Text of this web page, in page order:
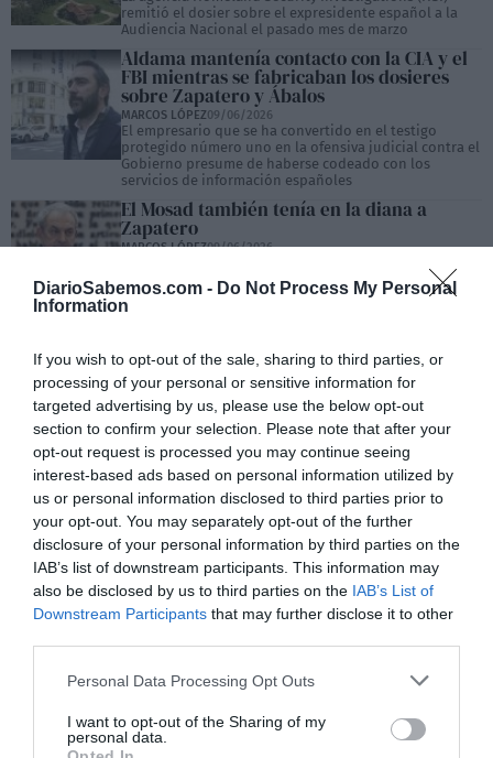
DiarioSabemos.com - Do Not Process My Personal
Information
If you wish to opt-out of the sale, sharing to third parties, or
processing of your personal or sensitive information for
targeted advertising by us, please use the below opt-out
section to confirm your selection. Please note that after your
opt-out request is processed you may continue seeing
interest-based ads based on personal information utilized by
us or personal information disclosed to third parties prior to
your opt-out. You may separately opt-out of the further
disclosure of your personal information by third parties on the
IAB’s list of downstream participants. This information may
also be disclosed by us to third parties on the IAB’s List of
Downstream Participants that may further disclose it to other
Personal Data Processing Opt Outs
I want to opt-out of the Sharing of my
personal data.
remitió el dosier sobre el expresidente español a la
Audiencia Nacional el pasado mes de marzo
Aldama mantenía contacto con la CIA y el
FBI mientras se fabricaban los dosieres
sobre Zapatero y Ábalos
MARCOS LÓPEZ09/06/2026
El empresario que se ha convertido en el testigo
protegido número uno en la ofensiva judicial contra el
Gobierno presume de haberse codeado con los
servicios de información españoles
El Mosad también tenía en la diana a
Zapatero
MARCOS LÓPEZ09/06/2026
conexión con la CIA y las demás agencias
norteamericanas
para derrocar a Sánchez por orden de
Trump
MARCOS LÓPEZ08/06/2026
Personal al servicio de la agencia de inteligencia
estadounidense analiza los últimos movimientos de la
Casa Blanca como el caso Zapatero y Venezuela